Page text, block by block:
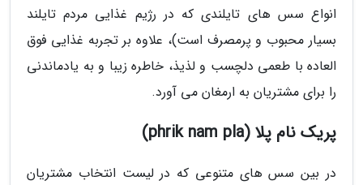
انواع سس های تایلندی که در رژیم غذایی مردم تایلند
بسیار محبوب و پرمصرف است)، علاوه بر تجربه غذایی فوق
العاده با طعمی دلچسب و لذیذ، خاطره زیبا و به یادماندنی
را برای مشتریان به ارمغان می آورد.
پریک نام پلا (phrik nam pla)
در بین سس های متنوعی که در لیست انتخاب مشتریان